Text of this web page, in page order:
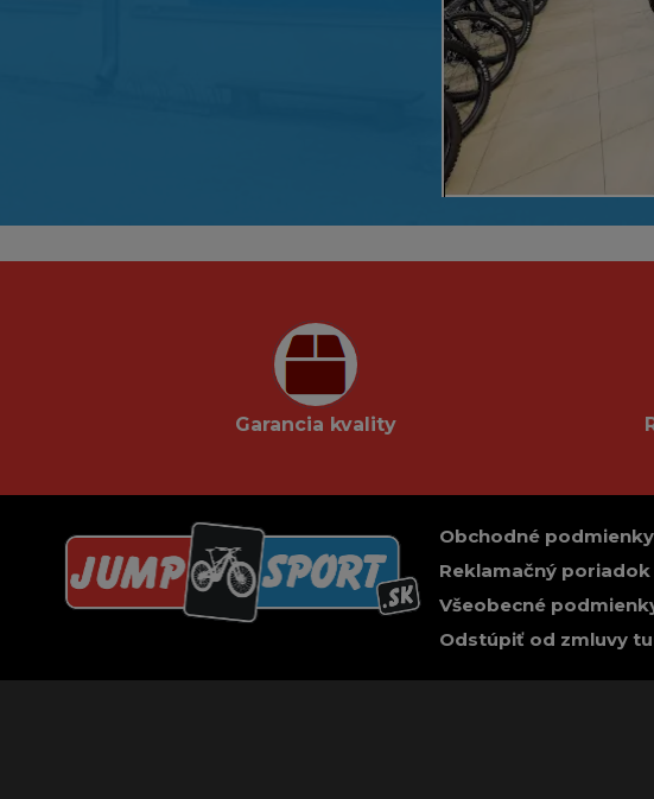
Garancia kvality
Obchodné podmienky
Reklamačný poriadok
Všeobecné
Odstúpiť od zmluvy tu